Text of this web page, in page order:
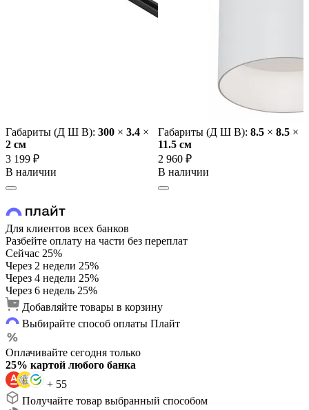
Габариты (Д Ш В): 300 × 3.4 ×
2 cм
3 199 ₽
В наличии
Габариты (Д Ш В): 8.5 × 8.5 ×
11.5 cм
2 960 ₽
В наличии
Для клиентов всех банков
Разбейте оплату на части без переплат
Сейчас 25%
Через 2 недели 25%
Через 4 недели 25%
Через 6 недель 25%
Добавляйте товары в корзину
Выбирайте способ оплаты Плайт
Оплачивайте сегодня только
25% картой любого банка
+ 55
Получайте товар выбранный способом